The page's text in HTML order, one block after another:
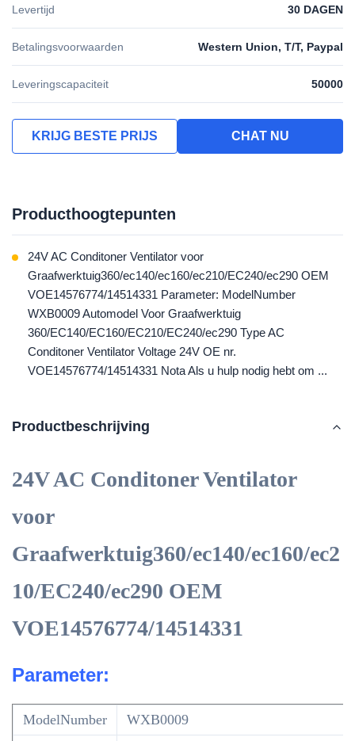
Levertijd 30 DAGEN
Betalingsvoorwaarden Western Union, T/T, Paypal
Leveringscapaciteit 50000
KRIJG BESTE PRIJS CHAT NU
Producthoogtepunten
24V AC Conditoner Ventilator voor
Graafwerktuig360/ec140/ec160/ec210/EC240/ec290 OEM
VOE14576774/14514331 Parameter: ModelNumber
WXB0009 Automodel Voor Graafwerktuig
360/EC140/EC160/EC210/EC240/ec290 Type AC
Conditoner Ventilator Voltage 24V OE nr.
VOE14576774/14514331 Nota Als u hulp nodig hebt om ...
Productbeschrijving
24V AC Conditoner Ventilator
voor
Graafwerktuig360/ec140/ec160/ec2
10/EC240/ec290 OEM
VOE14576774/14514331
Parameter:
ModelNumber WXB0009